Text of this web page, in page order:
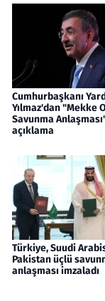
Cumhurbaşkanı
Yılmaz'dan "Mekke
Savunma
açıklama
Türkiye, Suudi
Pakistan üçlü
anlaşması imzaladı